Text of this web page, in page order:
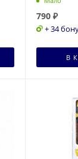
790₽
+ 34
В